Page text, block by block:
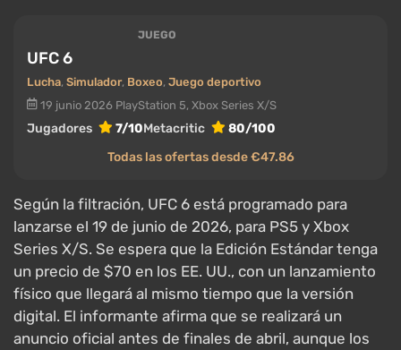
JUEGO
UFC 6
Lucha, Simulador, Boxeo, Juego deportivo
19 junio 2026 PlayStation 5, Xbox Series X/S
Jugadores 7/10Metacritic
80/100
Todas las ofertas desde €47.86
Según la filtración, UFC 6 está programado para
lanzarse el 19 de junio de 2026, para PS5 y Xbox
Series X/S. Se espera que la Edición Estándar tenga
un precio de $70 en los EE. UU., con un lanzamiento
físico que llegará al mismo tiempo que la versión
digital. El informante afirma que se realizará un
anuncio oficial antes de finales de abril, aunque los